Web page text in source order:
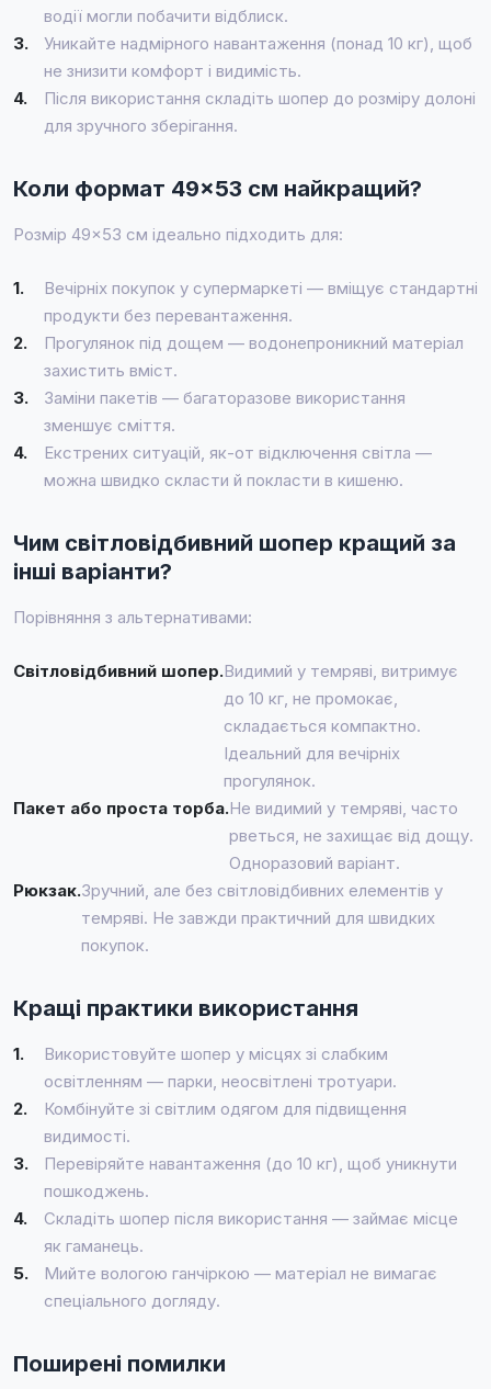
водії могли побачити відблиск.
3.
Уникайте надмірного навантаження (понад 10 кг), щоб
не знизити комфорт і видимість.
4.
Після використання складіть шопер до розміру долоні
для зручного зберігання.
Коли формат 49×53 см найкращий?
Розмір 49×53 см ідеально підходить для:
1.
Вечірніх покупок у супермаркеті — вміщує стандартні
продукти без перевантаження.
2.
Прогулянок під дощем — водонепроникний матеріал
захистить вміст.
3.
Заміни пакетів — багаторазове використання
зменшує сміття.
4.
Екстрених ситуацій, як-от відключення світла —
можна швидко скласти й покласти в кишеню.
Чим світловідбивний шопер кращий за
інші варіанти?
Порівняння з альтернативами:
Світловідбивний шопер.Видимий у темряві, витримує
до 10 кг, не промокає,
складається компактно.
Ідеальний для вечірніх
прогулянок.
Пакет або проста торба.Не видимий у темряві, часто
рветься, не захищає від дощу.
Одноразовий варіант.
Рюкзак.Зручний, але без світловідбивних елементів у
темряві. Не завжди практичний для швидких
покупок.
Кращі практики використання
1.
Використовуйте шопер у місцях зі слабким
освітленням — парки, неосвітлені тротуари.
2.
Комбінуйте зі світлим одягом для підвищення
видимості.
3.
Перевіряйте навантаження (до 10 кг), щоб уникнути
пошкоджень.
4.
Складіть шопер після використання — займає місце
як гаманець.
5.
Мийте вологою ганчіркою — матеріал не вимагає
спеціального догляду.
Поширені помилки